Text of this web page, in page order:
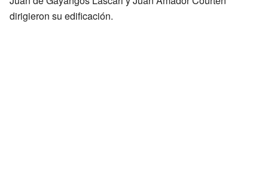
dirigieron su edificación.